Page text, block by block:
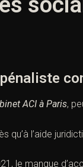
ACI à Paris,
l’aide
le manque